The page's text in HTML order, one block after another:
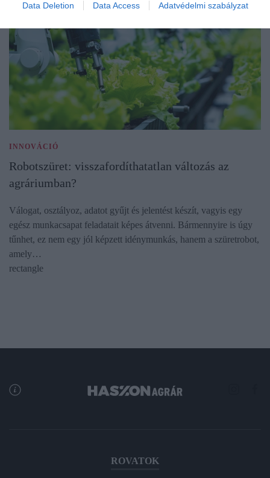
Data Deletion Data Access Adatvédelmi szabályzat
INNOVÁCIÓ
Robotszüret: visszafordíthatatlan változás az
agráriumban?
Válogat, osztályoz, adatot gyűjt és jelentést készít, vagyis egy
egész munkacsapat feladatait képes átvenni. Bármennyire is úgy
tűnhet, ez nem egy jól képzett idénymunkás, hanem a szüretrobot,
amely…
rectangle
ROVATOK